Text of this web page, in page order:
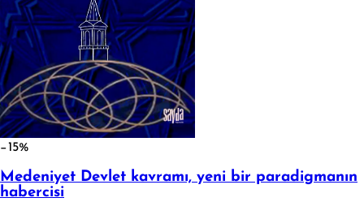
−15%
Medeniyet Devlet kavramı, yeni bir paradigmanın
habercisi